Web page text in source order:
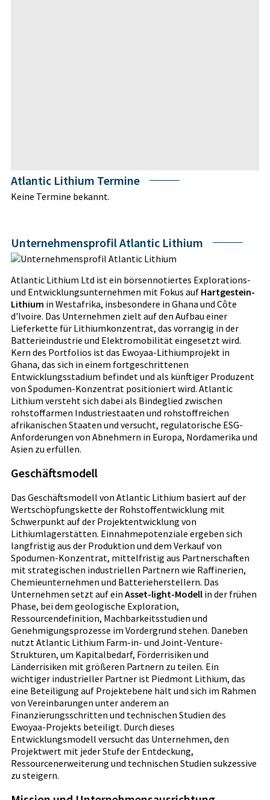
Atlantic Lithium Termine
Keine Termine bekannt.
Unternehmensprofil Atlantic Lithium
Atlantic Lithium Ltd ist ein börsennotiertes Explorations-
und Entwicklungsunternehmen mit Fokus auf Hartgestein-
Lithium in Westafrika, insbesondere in Ghana und Côte
d'Ivoire. Das Unternehmen zielt auf den Aufbau einer
Lieferkette für Lithiumkonzentrat, das vorrangig in der
Batterieindustrie und Elektromobilität eingesetzt wird.
Kern des Portfolios ist das Ewoyaa-Lithiumprojekt in
Ghana, das sich in einem fortgeschrittenen
Entwicklungsstadium befindet und als künftiger Produzent
von Spodumen-Konzentrat positioniert wird. Atlantic
Lithium versteht sich dabei als Bindeglied zwischen
rohstoffarmen Industriestaaten und rohstoffreichen
afrikanischen Staaten und versucht, regulatorische ESG-
Anforderungen von Abnehmern in Europa, Nordamerika und
Asien zu erfüllen.
Geschäftsmodell
Das Geschäftsmodell von Atlantic Lithium basiert auf der
Wertschöpfungskette der Rohstoffentwicklung mit
Schwerpunkt auf der Projektentwicklung von
Lithiumlagerstätten. Einnahmepotenziale ergeben sich
langfristig aus der Produktion und dem Verkauf von
Spodumen-Konzentrat, mittelfristig aus Partnerschaften
mit strategischen industriellen Partnern wie Raffinerien,
Chemieunternehmen und Batterieherstellern. Das
Unternehmen setzt auf ein Asset-light-Modell in der frühen
Phase, bei dem geologische Exploration,
Ressourcendefinition, Machbarkeitsstudien und
Genehmigungsprozesse im Vordergrund stehen. Daneben
nutzt Atlantic Lithium Farm-in- und Joint-Venture-
Strukturen, um Kapitalbedarf, Förderrisiken und
Länderrisiken mit größeren Partnern zu teilen. Ein
wichtiger industrieller Partner ist Piedmont Lithium, das
eine Beteiligung auf Projektebene hält und sich im Rahmen
von Vereinbarungen unter anderem an
Finanzierungsschritten und technischen Studien des
Ewoyaa-Projekts beteiligt. Durch dieses
Entwicklungsmodell versucht das Unternehmen, den
Projektwert mit jeder Stufe der Entdeckung,
Ressourcenerweiterung und technischen Studien sukzessive
zu steigern.